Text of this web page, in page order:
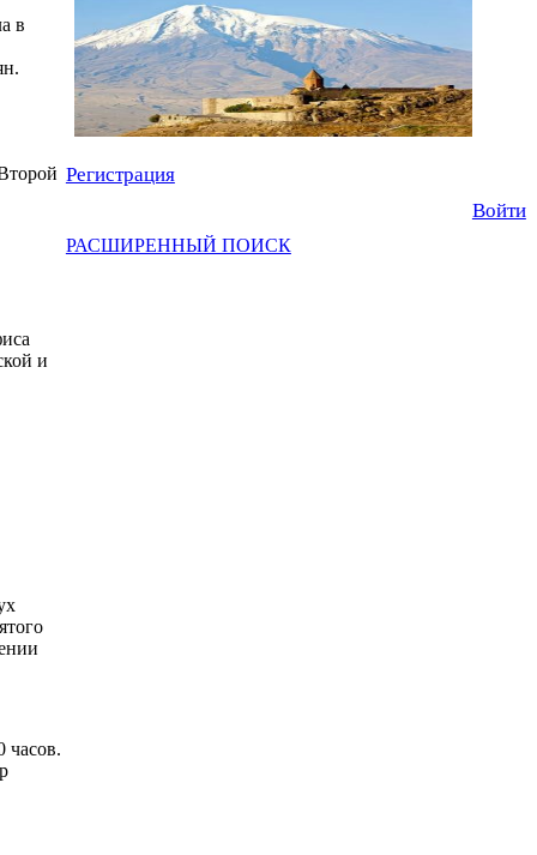
в
и
часов.
Регистрация
Войти
РАСШИРЕННЫЙ ПОИСК